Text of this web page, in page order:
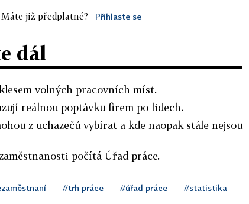
Máte již předplatné? Přihlaste se
dál
volných pracovních míst.
reálnou poptávku firem po lidech.
z uchazečů vybírat a kde naopak stále nejsou
počítá Úřad práce.
#trh práce #úřad práce #statistika